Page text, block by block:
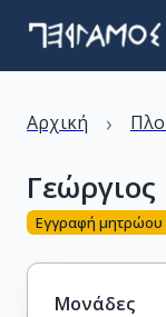
Αρχική ›
Εγγραφή μητρώου
Μονάδες